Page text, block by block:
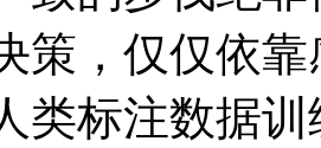
策，仅仅依
类标注数据